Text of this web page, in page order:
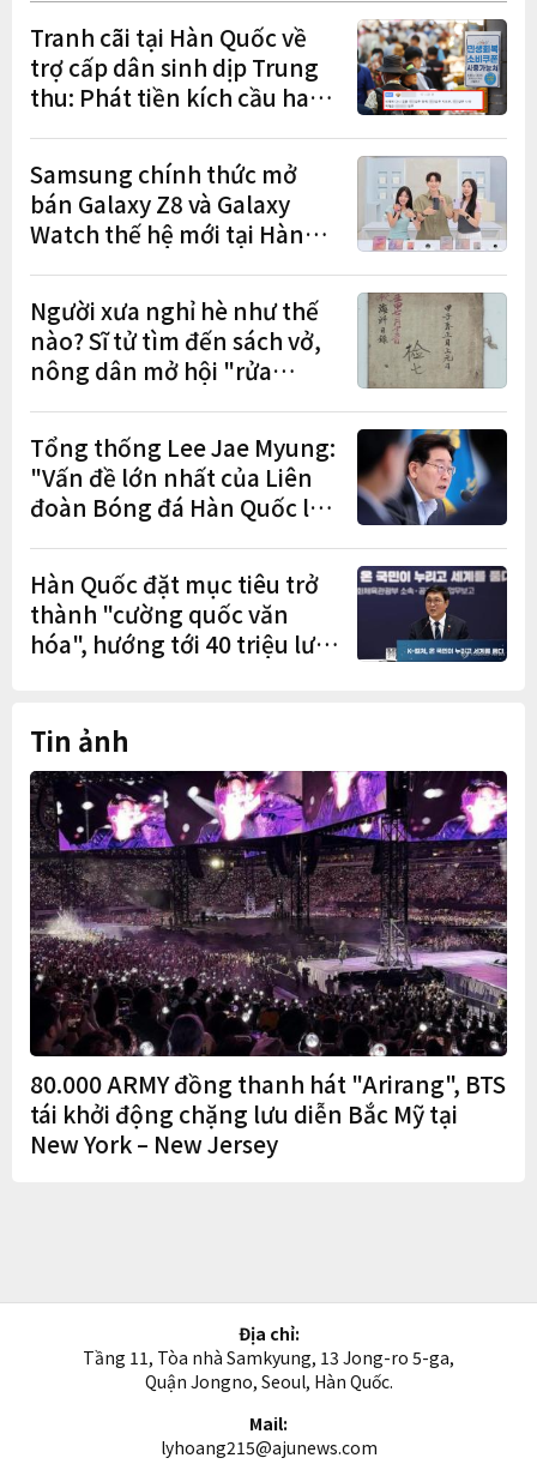
Tranh cãi tại Hàn Quốc về
trợ cấp dân sinh dịp Trung
thu: Phát tiền kích cầu hay
Samsung chính thức mở
bán Galaxy Z8 và Galaxy
Watch thế hệ mới tại Hàn
đơn đặt trước
Người xưa nghỉ hè như thế
nào? Sĩ tử tìm đến sách vở,
nông dân mở hội "rửa
Tổng thống Lee Jae Myung:
"Vấn đề lớn nhất của Liên
đoàn Bóng đá Hàn Quốc là
trạng nắm quyền quá lâu"
Hàn Quốc đặt mục tiêu trở
thành "cường quốc văn
hóa", hướng tới 40 triệu lượt
Tin ảnh
80.000 ARMY đồng thanh hát "Arirang", BTS
tái khởi động chặng lưu diễn Bắc Mỹ tại
New York – New Jersey
Địa chỉ:
Tầng 11, Tòa nhà Samkyung, 13 Jong-ro 5-ga,
Quận Jongno, Seoul, Hàn Quốc.
Mail:
lyhoang215@ajunews.com